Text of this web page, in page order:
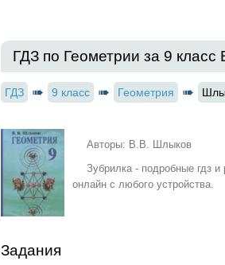
ГДЗ по Геометрии за 9
ГДЗ 9 класс Геометрия
Авторы: В.В. Шлыков
Зубрилка - подробные гдз
онлайн с любого устройства.
Задания